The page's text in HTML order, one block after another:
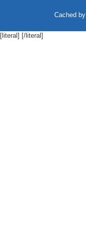
Cached by
[literal] [/literal]